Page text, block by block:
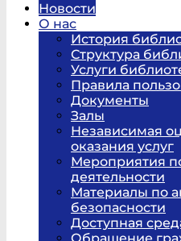
Новости
О нас
История
Структура
Услуги
Правила
Документы
Залы
Независимая
оказания услуг
Мероприятия
деятельности
Материалы по
безопасности
Доступная